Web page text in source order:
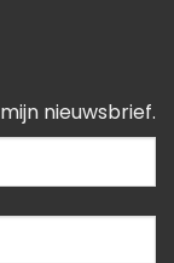
nieuwsbrief.